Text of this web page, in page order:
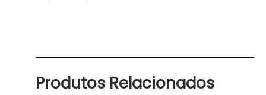
Produtos Relacionados